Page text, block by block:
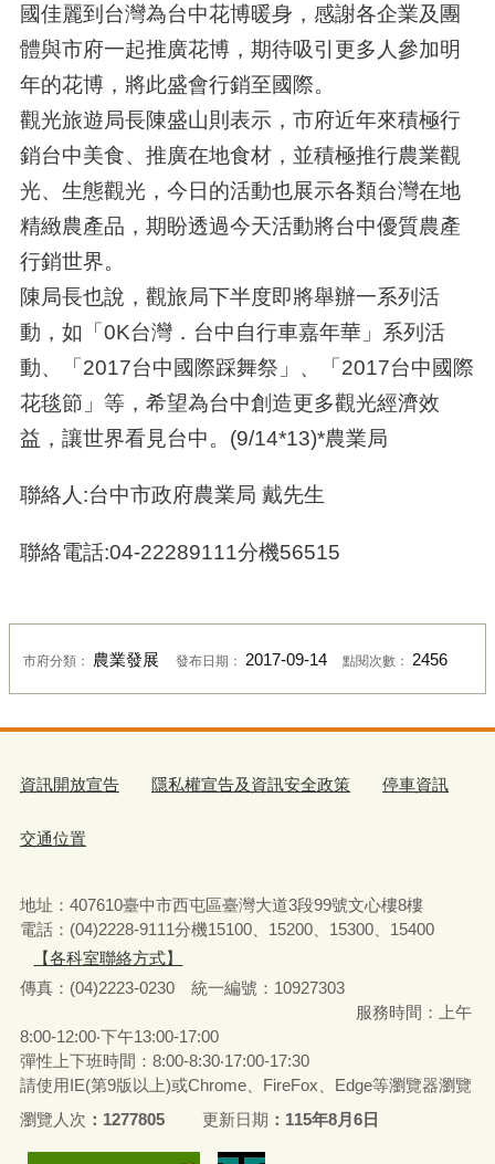
國佳麗到台灣為台中花博暖身，感謝各企業及團
體與市府一起推廣花博，期待吸引更多人參加明
年的花博，將此盛會行銷至國際。
觀光旅遊局長陳盛山則表示，市府近年來積極行
銷台中美食、推廣在地食材，並積極推行農業觀
光、生態觀光，今日的活動也展示各類台灣在地
精緻農產品，期盼透過今天活動將台中優質農產
行銷世界。
陳局長也說，觀旅局下半度即將舉辦一系列活
動，如「0K台灣．台中自行車嘉年華」系列活
動、「2017台中國際踩舞祭」、「2017台中國際
花毯節」等，希望為台中創造更多觀光經濟效
益，讓世界看見台中。(9/14*13)*農業局
聯絡人:台中市政府農業局 戴先生
聯絡電話:04-22289111分機56515
市府分類： 農業發展 發布日期： 2017-09-14 點閱次數： 2456
資訊開放宣告 隱私權宣告及資訊安全政策 停車資訊
交通位置
地址：407610臺中市西屯區臺灣大道3段99號文心樓8樓
電話：(04)2228-9111分機15100、15200、15300、15400
【各科室聯絡方式】
傳真：(04)2223-0230 統一編號 ： 10927303
服務時間：上午
8:00-12:00‧下午13:00-17:00
彈性上下班時間：8:00-8:30‧17:00-17:30
請使用IE(第9版以上)或Chrome、FireFox、Edge等瀏覽器瀏覽
瀏覽人次
1277805 更新日期 115年8月6日